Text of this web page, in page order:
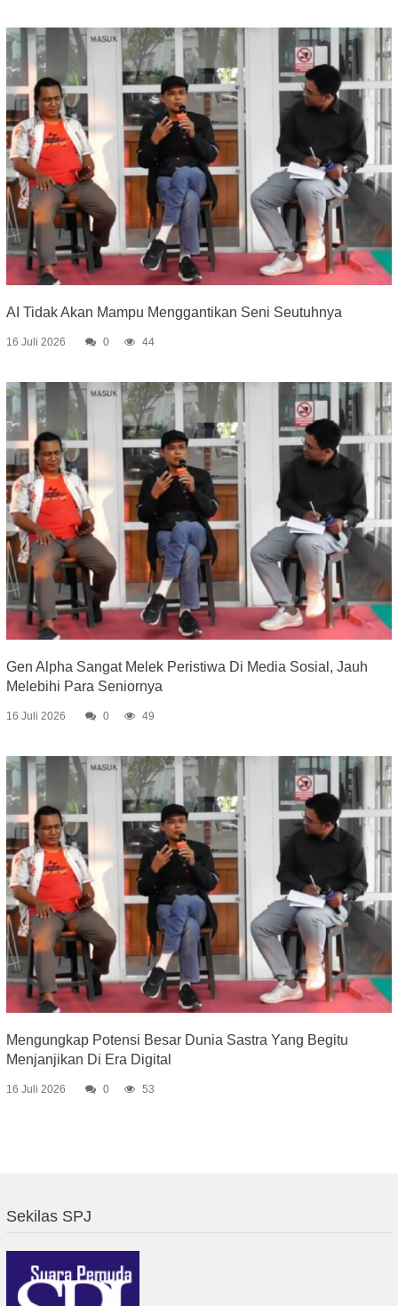
AI Tidak Akan Mampu Menggantikan Seni Seutuhnya
16 Juli 2026 0 44
Gen Alpha Sangat Melek Peristiwa Di Media Sosial, Jauh
Melebihi Para Seniornya
16 Juli 2026 0 49
Mengungkap Potensi Besar Dunia Sastra Yang Begitu
Menjanjikan Di Era Digital
16 Juli 2026 0 53
Sekilas SPJ